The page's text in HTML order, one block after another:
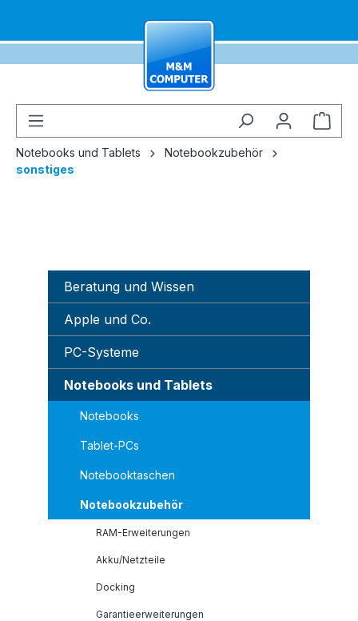
Notebooks und Tablets
Notebookzubehör
sonstiges
Beratung und Wissen
Apple und Co.
PC-Systeme
Notebooks und Tablets
Notebooks
Tablet-PCs
Notebooktaschen
Notebookzubehör
RAM-Erweiterungen
Akku/Netzteile
Docking
Garantieerweiterungen